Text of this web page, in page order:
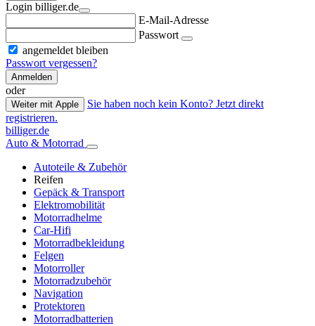
Login billiger.de
E-Mail-Adresse
Passwort
angemeldet bleiben
Passwort vergessen?
Anmelden
oder
Weiter mit Apple
Sie haben noch kein Konto? Jetzt direkt
registrieren.
billiger.de
Auto & Motorrad
Autoteile & Zubehör
Reifen
Gepäck & Transport
Elektromobilität
Motorradhelme
Car-Hifi
Motorradbekleidung
Felgen
Motorroller
Motorradzubehör
Navigation
Protektoren
Motorradbatterien